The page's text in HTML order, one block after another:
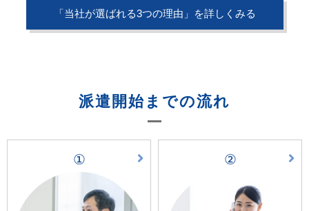
「当社が選ばれる3つの理由」を詳しくみる
派遣開始までの流れ
① ②